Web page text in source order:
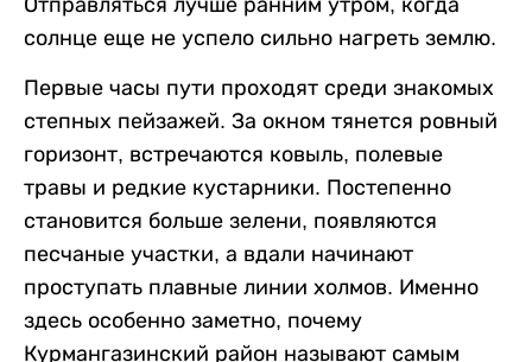
солнце еще не успело сильно нагреть землю.
Первые часы пути проходят среди знакомых
степных пейзажей. За окном тянется ровный
горизонт, встречаются ковыль, полевые
травы и редкие кустарники. Постепенно
становится больше зелени, появляются
песчаные участки, а вдали начинают
проступать плавные линии холмов. Именно
здесь особенно заметно, почему
Курмангазинский район называют самым